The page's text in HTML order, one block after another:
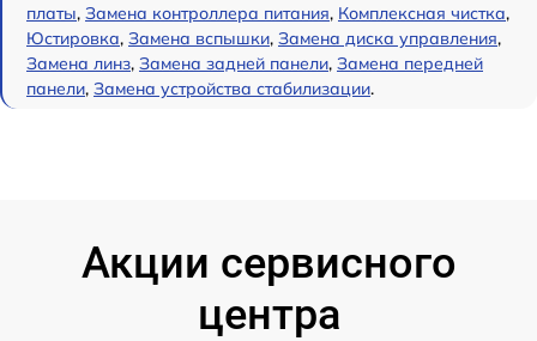
платы, Замена контроллера питания, Комплексная чистка,
Юстировка, Замена вспышки, Замена диска управления,
Замена линз, Замена задней панели, Замена передней
панели, Замена устройства стабилизации.
Акции сервисного
центра